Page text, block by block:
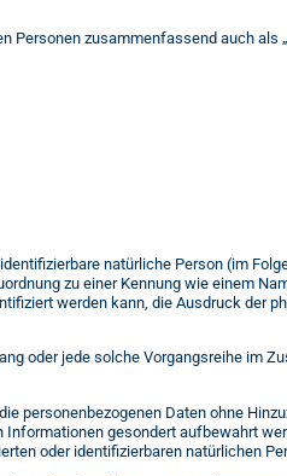
Personen zusammenfassend auch als
natürliche Person (im
zu einer Kennung wie einem
werden kann, die Ausdruck der
oder jede solche Vorgangsreihe im
personenbezogenen Daten ohne
gesondert aufbewahrt
oder identifizierbaren natürlichen